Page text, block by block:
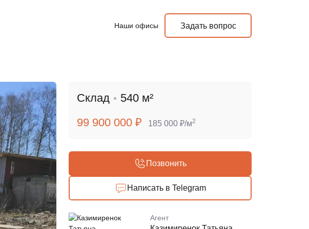
Наши офисы Задать вопрос
Склад
540 м²
99 900 000 ₽
185 000 ₽/м2
Позвонить
Написать в Telegram
Агент